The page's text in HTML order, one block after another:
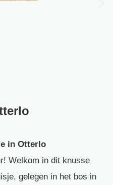
in Otterlo
Welkom in dit knusse
gelegen in het bos in